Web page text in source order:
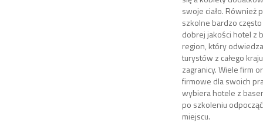
swoje ciało. Również
szkolne bardzo
dobrej jakości hotel z
region, który
turystów z całego
zagranicy. Wiele firm
firmowe dla swoich
wybiera hotele z
po szkoleniu
miejscu.